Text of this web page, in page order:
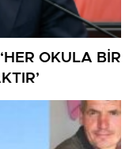
OKULA BİR